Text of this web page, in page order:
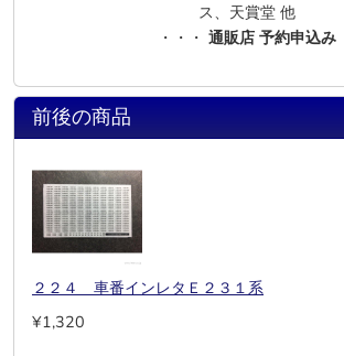
ス、天賞堂 他
・・・ 通販店 予約申込み
前後の商品
２２４ 車番インレタＥ２３１系
¥1,320